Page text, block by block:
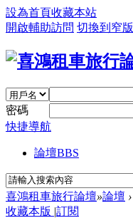
設為首頁收藏本站
開啟輔助訪問 切換到窄版
密碼
快捷導航
論壇BBS
喜鴻租車旅行論壇»論壇 ›
收藏本版 |訂閱